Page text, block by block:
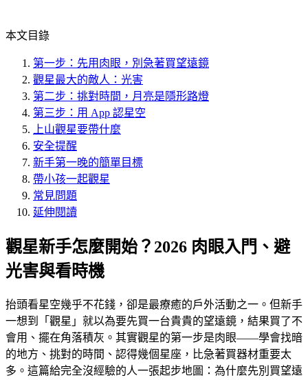
本文目錄
第一步：先用肉眼，別急著買望遠鏡
觀星最大的敵人：光害
第二步：挑對時間，月亮是隱形路燈
第三步：用 App 認星空
上山觀星要帶什麼
安全提醒
新手第一晚的簡單目標
帶小孩一起觀星
常見問題
延伸閱讀
觀星新手怎麼開始？2026 肉眼入門、避
光害與看時機
抬頭看星空幾乎不花錢，卻是最療癒的戶外活動之一。但新手
一想到「觀星」就以為要先買一台貴貴的望遠鏡，結果買了不
會用、擺在角落積灰。其實觀星的第一步是肉眼——學會找暗
的地方、挑對的時間、認得幾個星座，比急著買器材重要太
多。這篇給完全沒經驗的人一張起步地圖：為什麼先別買望遠